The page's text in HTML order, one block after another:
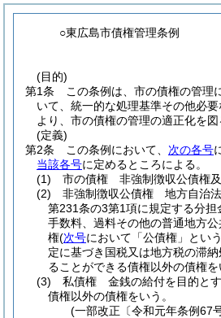
○東広島市債権管理条例
(目的)
第1条
この条例は、市の債権の管理
いて、統一的な処理基準その他必
より、市の債権の管理の適正化を図
(定義)
第2条
この条例において、 次の各号
当該各号に定めるところによる。
(1)
市の債権 非強制徴収公債権及
(2)
非強制徴収公債権 地方自治法
第231条の3第1項に規定する分担
手数料、過料その他の普通地方
権(次号において「公債権」とい
定に基づき国税又は地方税の滞
ることができる債権以外の債権を
(3)
私債権 金銭の給付を目的と
債権以外の債権をいう。
(一部改正〔令和元年条例67